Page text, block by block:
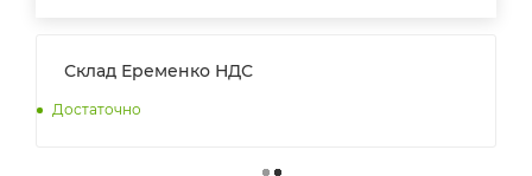
Склад Еременко НДС
Достаточно